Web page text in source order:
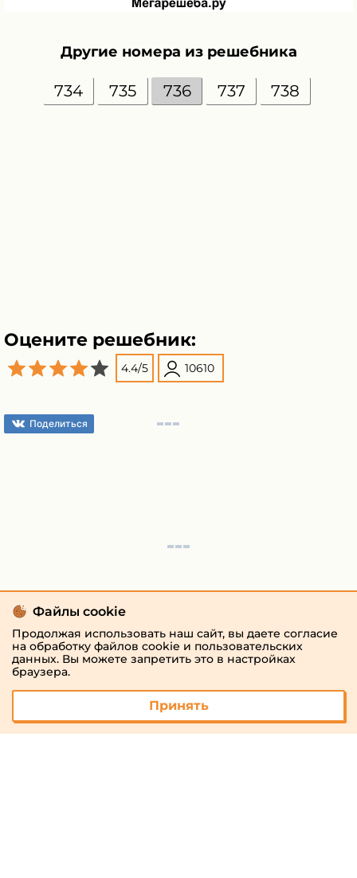
Другие номера из решебника
734 735 736 737 738
Оцените решебник:
4.4/5 10610
Поделиться
Файлы cookie
Продолжая использовать наш сайт, вы даете согласие
на обработку файлов cookie и пользовательских
данных. Вы можете запретить это в настройках
браузера.
Принять